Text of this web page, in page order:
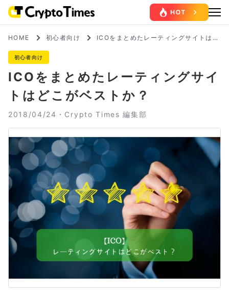
HOME 初心者向け
ICOをまとめたレーティングサイトはど
初心者向け
ICOをまとめたレーティングサイ
トはどこがベストか？
2018/04/24・ Crypto Times 編集部